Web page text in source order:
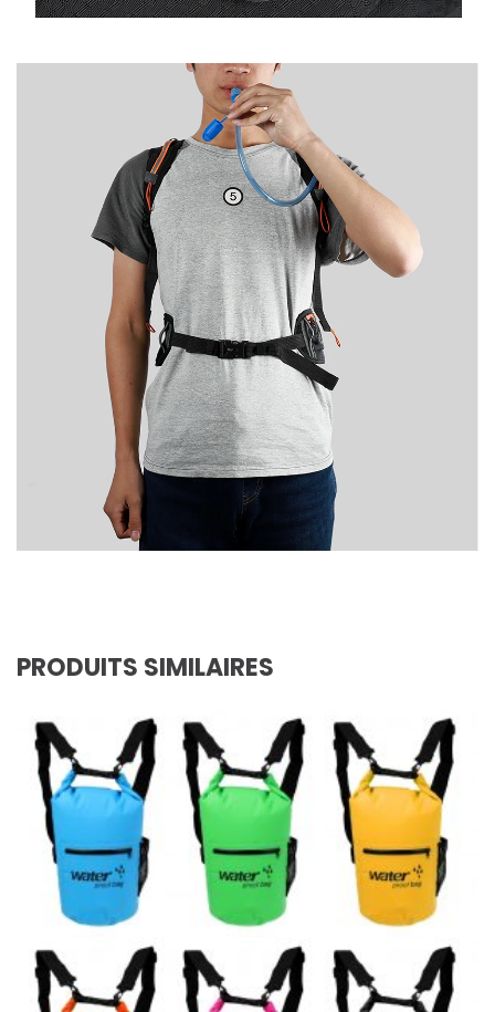
PRODUITS SIMILAIRES